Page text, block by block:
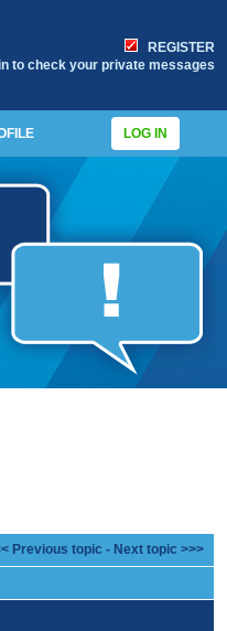
REGISTER
to check your private messages
LOG IN
Previous topic - Next topic >>>